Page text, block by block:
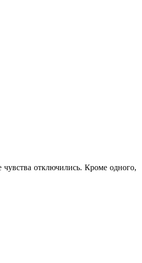
отключились. Кроме одного,